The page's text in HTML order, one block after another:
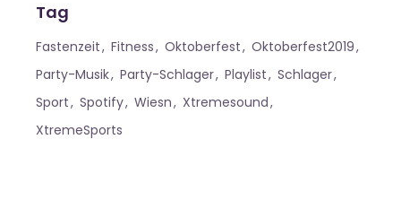
Tag
Fastenzeit Fitness Oktoberfest
Oktoberfest2019
Party-Musik
Party-Schlager Playlist
Schlager
Sport
Spotify Wiesn
Xtremesound
XtremeSports